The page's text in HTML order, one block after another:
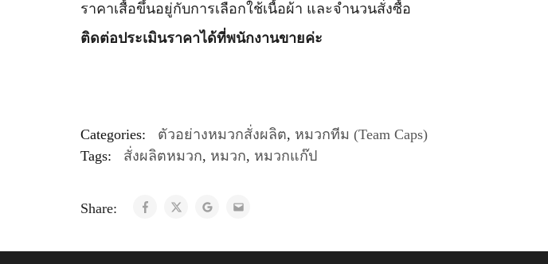
ราคาเสื้อขึ้นอยู่กับการเลือกใช้เนื้อผ้า และจำนวนสั่งซื้อ
ติดต่อประเมินราคาได้ที่พนักงานขายค่ะ
Categories: ตัวอย่างหมวกสั่งผลิต, หมวกทีม (Team Caps)
Tags:
สั่งผลิตหมวก, หมวก, หมวกแก๊ป
Share: